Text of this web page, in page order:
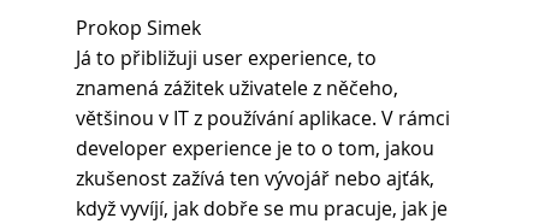
Prokop Simek
Já to přibližuji user experience, to
znamená zážitek uživatele z něčeho,
většinou v IT z používání aplikace. V rámci
developer experience je to o tom, jakou
zkušenost zažívá ten vývojář nebo ajťák,
když vyvíjí, jak dobře se mu pracuje, jak je